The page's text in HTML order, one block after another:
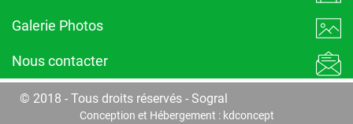
Galerie Photos
Nous contacter
© 2018 - Tous droits réservés - Sogral
Conception et Hébergement : kdconcept